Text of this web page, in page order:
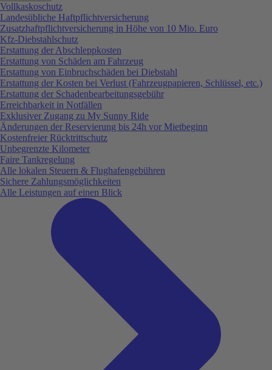
Vollkaskoschutz
Landesübliche Haftpflichtversicherung
Zusatzhaftpflichtversicherung in Höhe von 10 Mio. Euro
Kfz-Diebstahlschutz
Erstattung der Abschleppkosten
Erstattung von Schäden am Fahrzeug
Erstattung von Einbruchschäden bei Diebstahl
Erstattung der Kosten bei Verlust (Fahrzeugpapieren, Schlüssel, etc.)
Erstattung der Schadenbearbeitungsgebühr
Erreichbarkeit in Notfällen
Exklusiver Zugang zu My Sunny Ride
Änderungen der Reservierung bis 24h vor Mietbeginn
Kostenfreier Rücktrittschutz
Unbegrenzte Kilometer
Faire Tankregelung
Alle lokalen Steuern & Flughafengebühren
Sichere Zahlungsmöglichkeiten
Alle Leistungen auf einen Blick